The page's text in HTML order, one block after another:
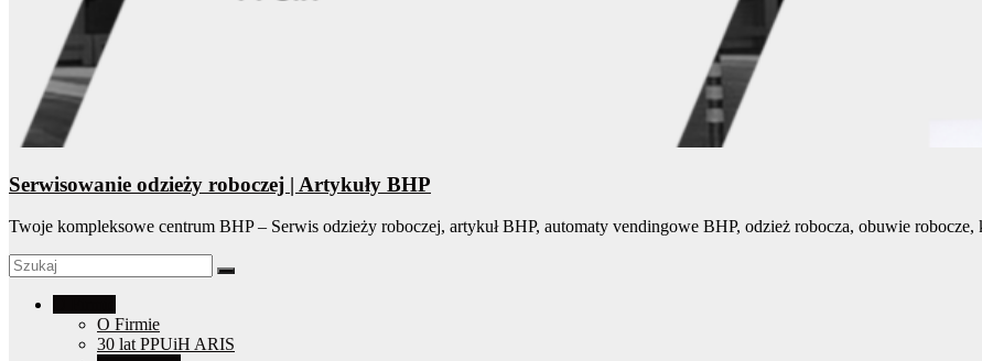
Serwisowanie odzieży roboczej | Artykuły BHP
Twoje kompleksowe centrum BHP – Serwis odzieży roboczej, artykuł BHP, automaty vendingowe BHP, odzież robocza, obuwie robocze,
O Firmie
30 lat PPUiH ARIS